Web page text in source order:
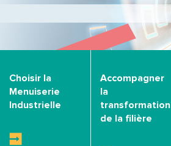
Choisir la
Menuiserie
Industrielle
Accompagner
la
transformation
de la filière